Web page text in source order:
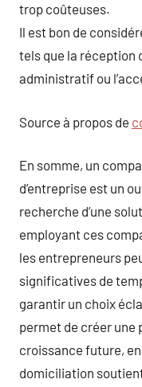
trop coûteuses.
Il est bon de
tels que la réception
administratif ou
Source à propos de
En somme, un
d’entreprise est un
recherche d’une
employant ces
les entrepreneurs
significatives de
garantir un choix
permet de créer une
croissance future, en
domiciliation